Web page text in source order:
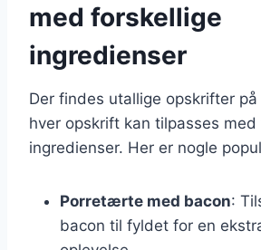
med forskellige
ingredienser
Der findes utallige opskrifter
hver opskrift kan tilpasses med
ingredienser. Her er nogle
Porretærte med bacon:
bacon til fyldet for en